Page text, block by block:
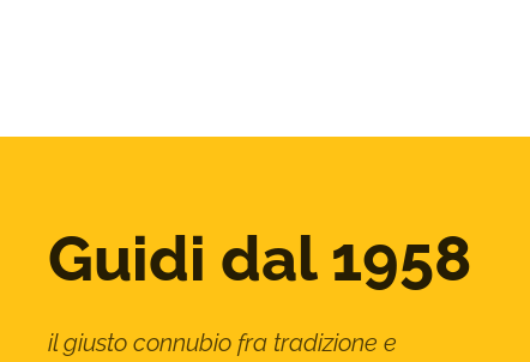
Guidi dal 1958
il giusto connubio fra tradizione e